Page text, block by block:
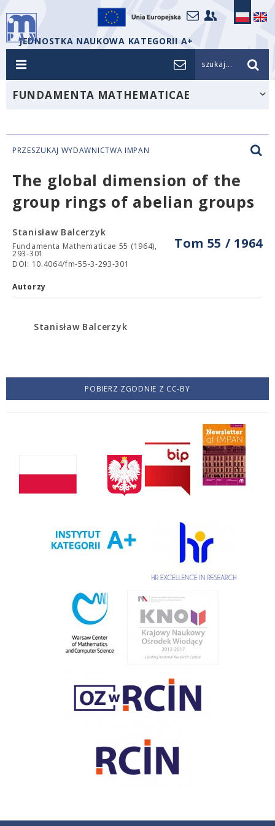
JEDNOSTKA NAUKOWA KATEGORII A+
szukaj...
FUNDAMENTA MATHEMATICAE
PRZESZUKAJ WYDAWNICTWA IMPAN
The global dimension of the
group rings of abelian groups
Tom 55 / 1964
Stanisław Balcerzyk
Fundamenta Mathematicae 55 (1964),
293-301
DOI: 10.4064/fm-55-3-293-301
Autorzy
Stanisław Balcerzyk
POBIERZ ZGODNIE Z CC-BY